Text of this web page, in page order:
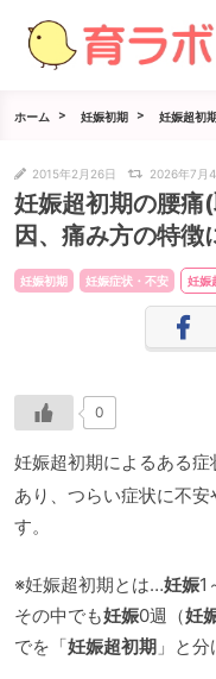
ホーム 妊娠初期 妊娠超初
2015年2月26日 2026年7月4
妊娠超初期の腰痛
因、痛み方の特徴
妊娠初期 妊娠症状・不安 妊娠
0
妊娠超初期によるある症
あり、つらい症状に不
す。
※妊娠超初期とは…妊娠1
その中でも妊娠0週（妊
でを「妊娠超初期」と分